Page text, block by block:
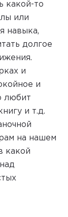
какой-то
или
навыка,
долгое
и
и
любит
и т.д.
на нашем
какой